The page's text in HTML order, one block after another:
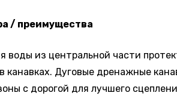
/ преимущества
воды из центральной части
канавках. Дуговые дренажные
с дорогой для лучшего